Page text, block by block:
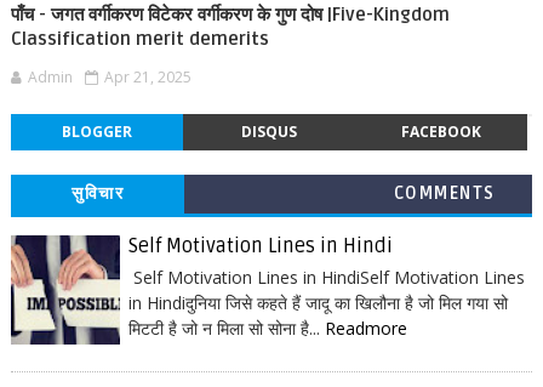
पाँच - जगत वर्गीकरण विटेकर वर्गीकरण के गुण दोष |Five-Kingdom
Classification merit demerits
Admin Apr 21, 2025
BLOGGER DISQUS FACEBOOK
सुविचार COMMENTS
Self Motivation Lines in Hindi
Self Motivation Lines in HindiSelf Motivation Lines
in Hindiदुनिया जिसे कहते हैं जादू का खिलौना है जो मिल गया सो
मिटटी है जो न मिला सो सोना है... Readmore